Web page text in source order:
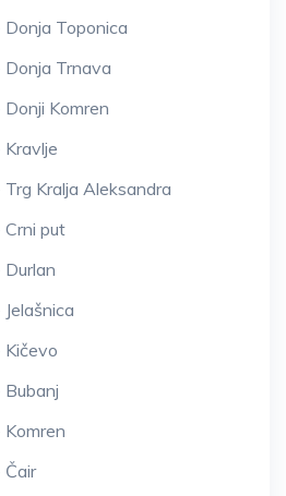
Donja Toponica
Donja Trnava
Komren
Kravlje
Kralja Aleksandra
Crni put
Durlan
Kičevo
Bubanj
Komren
Čair